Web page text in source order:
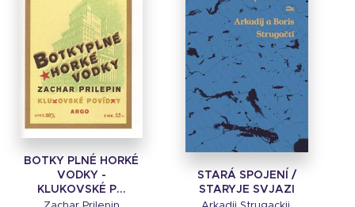
BOTKY PLNÉ HORKÉ
VODKY -
KLUKOVSKÉ P...
STARÁ SPOJENÍ /
STARYJE SVJAZI